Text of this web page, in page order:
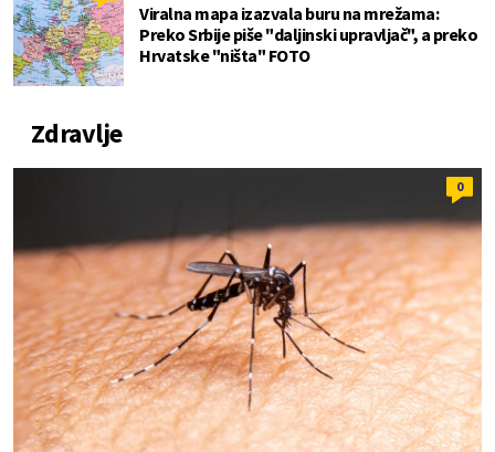
Viralna mapa izazvala buru na mrežama:
Preko Srbije piše "daljinski upravljač", a preko
Hrvatske "ništa" FOTO
Zdravlje
0